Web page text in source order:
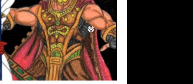
❅
❅